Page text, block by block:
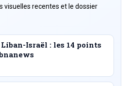
visuelles recentes et le dossier
Israël : les 14 points